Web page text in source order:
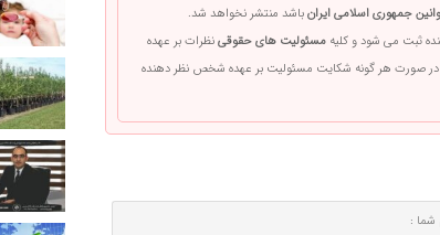
جمهوری اسلامی ایرانباشد منتشر نخواهد شد.
ثبت می شود و کلیه مسئولیت های حقوقینظرات بر عهده
صورت هر گونه شکایت مسئولیت بر عهده شخص نظر دهنده